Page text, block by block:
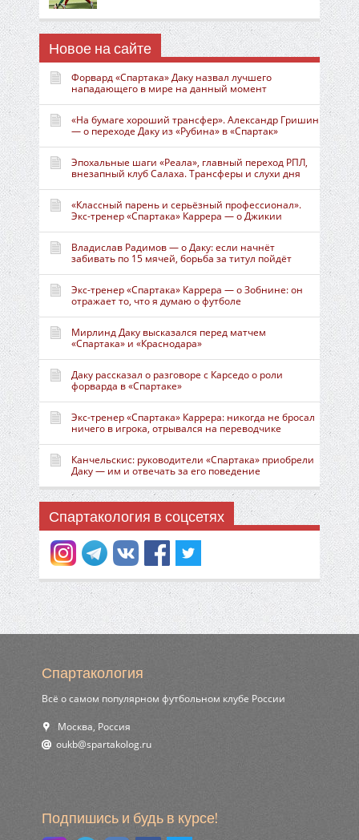
Новое на сайте
Форвард «Спартака» Даку назвал лучшего
нападающего в мире на данный момент
«На бумаге хороший трансфер». Александр Гришин
— о переходе Даку из «Рубина» в «Спартак»
Эпохальные шаги «Реала», главный переход РПЛ,
внезапный клуб Салаха. Трансферы и слухи дня
«Классный парень и серьёзный профессионал».
Экс-тренер «Спартака» Каррера — о Джикии
Владислав Радимов — о Даку: если начнёт
забивать по 15 мячей, борьба за титул пойдёт
Экс-тренер «Спартака» Каррера — о Зобнине: он
отражает то, что я думаю о футболе
Мирлинд Даку высказался перед матчем
«Спартака» и «Краснодара»
Даку рассказал о разговоре с Карседо о роли
форварда в «Спартаке»
Экс-тренер «Спартака» Каррера: никогда не бросал
ничего в игрока, отрывался на переводчике
Канчельскис: руководители «Спартака» приобрели
Даку — им и отвечать за его поведение
Спартакология в соцсетях
Спартакология
Всё о самом популярном футбольном клубе России
Москва, Россия
ur.golokatraps@bkuo
Подпишись и будь в курсе!